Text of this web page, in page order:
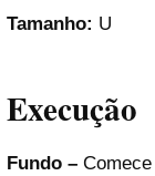
Tamanho: U
Execução
Fundo –